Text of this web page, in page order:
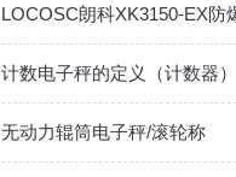
计数电子秤的定义（计数器）
无动力辊筒电子秤/滚轮称